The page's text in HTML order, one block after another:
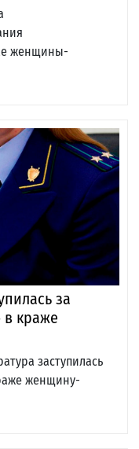
женщины-
за
краже
заступилась
женщину-